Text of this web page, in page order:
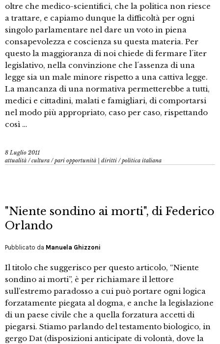
oltre che medico-scientifici, che la politica non riesce
a trattare, e capiamo dunque la difficoltà per ogni
singolo parlamentare nel dare un voto in piena
consapevolezza e coscienza su questa materia. Per
questo la maggioranza di noi chiede di fermare l´iter
legislativo, nella convinzione che l´assenza di una
legge sia un male minore rispetto a una cattiva legge.
La mancanza di una normativa permetterebbe a tutti,
medici e cittadini, malati e famigliari, di comportarsi
nel modo più appropriato, caso per caso, rispettando
così …
8 Luglio 2011
attualità /cultura /pari opportunità | diritti /politica italiana
"Niente sondino ai morti", di Federico
Orlando
Pubblicato da Manuela Ghizzoni
Il titolo che suggerisco per questo articolo, “Niente
sondino ai morti”, è per richiamare il lettore
sull’estremo paradosso a cui può portare ogni logica
forzatamente piegata al dogma, e anche la legislazione
di un paese civile che a quella forzatura accetti di
piegarsi. Stiamo parlando del testamento biologico, in
gergo Dat (disposizioni anticipate di volontà, dove la